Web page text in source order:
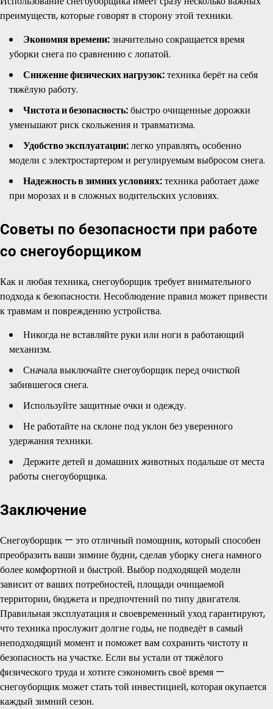
преимуществ, которые говорят в сторону этой техники.
Экономия времени:значительно сокращается время
уборки снега по сравнению с лопатой.
Снижение физических нагрузок:техника берёт на себя
тяжёлую работу.
Чистота и безопасность:быстро очищенные дорожки
уменьшают риск скольжения и травматизма.
Удобство эксплуатации:легко управлять, особенно
модели с электростартером и регулируемым выбросом снега.
Надежность в зимних условиях:техника работает даже
при морозах и в сложных водительских условиях.
Советы по безопасности при работе
со снегоуборщиком
Как и любая техника, снегоуборщик требует внимательного
подхода к безопасности. Несоблюдение правил может привести
к травмам и повреждению устройства.
Никогда не вставляйте руки или ноги в работающий
механизм.
Сначала выключайте снегоуборщик перед очисткой
забившегося снега.
Используйте защитные очки и одежду.
Не работайте на склоне под уклон без уверенного
удержания техники.
Держите детей и домашних животных подальше от места
работы снегоуборщика.
Заключение
Снегоуборщик — это отличный помощник, который способен
преобразить ваши зимние будни, сделав уборку снега намного
более комфортной и быстрой. Выбор подходящей модели
зависит от ваших потребностей, площади очищаемой
территории, бюджета и предпочтений по типу двигателя.
Правильная эксплуатация и своевременный уход гарантируют,
что техника прослужит долгие годы, не подведёт в самый
неподходящий момент и поможет вам сохранить чистоту и
безопасность на участке. Если вы устали от тяжёлого
физического труда и хотите сэкономить своё время —
снегоуборщик может стать той инвестицией, которая окупается
каждый зимний сезон.